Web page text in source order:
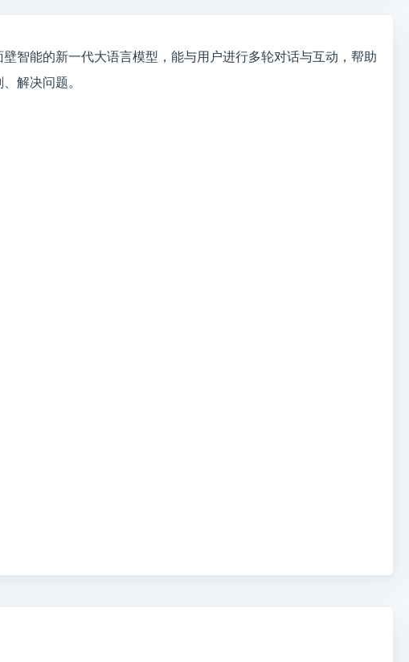
智能的新一代大语言模型，能与用户进行多轮对话与互动，帮助
解决问题。